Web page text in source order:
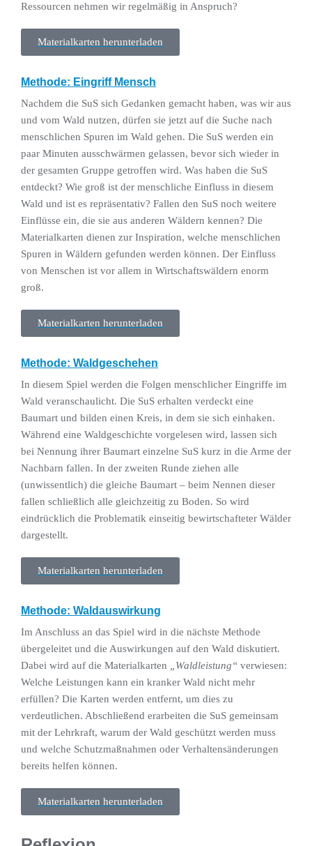
Ressourcen nehmen wir regelmäßig in Anspruch?
Materialkarten herunterladen
Methode: Eingriff Mensch
Nachdem die SuS sich Gedanken gemacht haben, was wir aus
und vom Wald nutzen, dürfen sie jetzt auf die Suche nach
menschlichen Spuren im Wald gehen. Die SuS werden ein
paar Minuten ausschwärmen gelassen, bevor sich wieder in
der gesamten Gruppe getroffen wird. Was haben die SuS
entdeckt? Wie groß ist der menschliche Einfluss in diesem
Wald und ist es repräsentativ? Fallen den SuS noch weitere
Einflüsse ein, die sie aus anderen Wäldern kennen? Die
Materialkarten dienen zur Inspiration, welche menschlichen
Spuren in Wäldern gefunden werden können. Der Einfluss
von Menschen ist vor allem in Wirtschaftswäldern enorm
groß.
Materialkarten herunterladen
Methode: Waldgeschehen
In diesem Spiel werden die Folgen menschlicher Eingriffe im
Wald veranschaulicht. Die SuS erhalten verdeckt eine
Baumart und bilden einen Kreis, in dem sie sich einhaken.
Während eine Waldgeschichte vorgelesen wird, lassen sich
bei Nennung ihrer Baumart einzelne SuS kurz in die Arme der
Nachbarn fallen. In der zweiten Runde ziehen alle
(unwissentlich) die gleiche Baumart – beim Nennen dieser
fallen schließlich alle gleichzeitig zu Boden. So wird
eindrücklich die Problematik einseitig bewirtschafteter Wälder
dargestellt.
Materialkarten herunterladen
Methode: Waldauswirkung
Im Anschluss an das Spiel wird in die nächste Methode
übergeleitet und die Auswirkungen auf den Wald diskutiert.
Dabei wird auf die Materialkarten
„Waldleistung“ verwiesen:
Welche Leistungen kann ein kranker Wald nicht mehr
erfüllen? Die Karten werden entfernt, um dies zu
verdeutlichen. Abschließend erarbeiten die SuS gemeinsam
mit der Lehrkraft, warum der Wald geschützt werden muss
und welche Schutzmaßnahmen oder Verhaltensänderungen
bereits helfen können.
Materialkarten herunterladen